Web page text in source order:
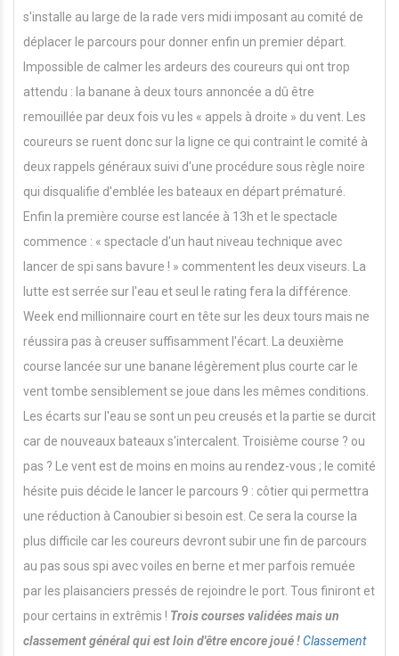
s'installe au large de la rade vers midi imposant au comité de
déplacer le parcours pour donner enfin un premier départ.
Impossible de calmer les ardeurs des coureurs qui ont trop
attendu : la banane à deux tours annoncée a dû être
remouillée par deux fois vu les « appels à droite » du vent. Les
coureurs se ruent donc sur la ligne ce qui contraint le comité à
deux rappels généraux suivi d'une procédure sous règle noire
qui disqualifie d'emblée les bateaux en départ prématuré.
Enfin la première course est lancée à 13h et le spectacle
commence : « spectacle d'un haut niveau technique avec
lancer de spi sans bavure ! » commentent les deux viseurs. La
lutte est serrée sur l'eau et seul le rating fera la différence.
Week end millionnaire court en tête sur les deux tours mais ne
réussira pas à creuser suffisamment l'écart. La deuxième
course lancée sur une banane légèrement plus courte car le
vent tombe sensiblement se joue dans les mêmes conditions.
Les écarts sur l'eau se sont un peu creusés et la partie se durcit
car de nouveaux bateaux s'intercalent. Troisième course ? ou
pas ? Le vent est de moins en moins au rendez-vous ; le comité
hésite puis décide le lancer le parcours 9 : côtier qui permettra
une réduction à Canoubier si besoin est. Ce sera la course la
plus difficile car les coureurs devront subir une fin de parcours
au pas sous spi avec voiles en berne et mer parfois remuée
par les plaisanciers pressés de rejoindre le port. Tous finiront et
pour certains in extrêmis ! Trois courses validées mais un
classement général qui est loin d'être encore joué !Classement